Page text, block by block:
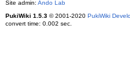
Site admin: Ando Lab
PukiWiki 1.5.3© 2001-2020 PukiWiki
convert time: 0.002 sec.